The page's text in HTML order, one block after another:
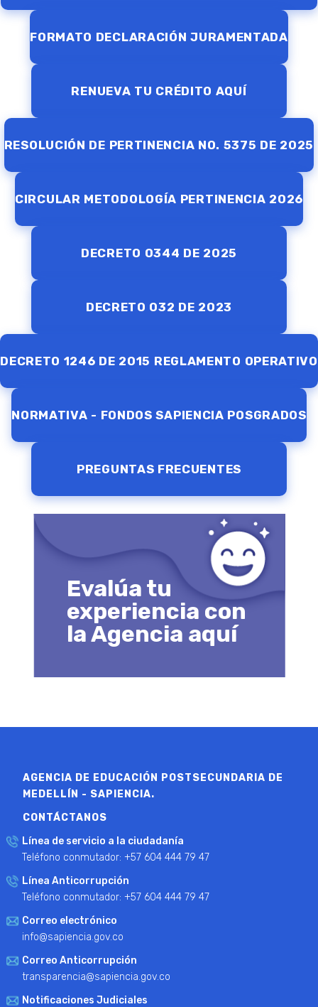
FORMATO DECLARACIÓN JURAMENTADA
RENUEVA TU CRÉDITO AQUÍ
RESOLUCIÓN DE PERTINENCIA NO. 5375 DE 2025
CIRCULAR METODOLOGÍA PERTINENCIA 2026
DECRETO 0344 DE 2025
DECRETO 032 DE 2023
DECRETO 1246 DE 2015 REGLAMENTO OPERATIVO
NORMATIVA - FONDOS SAPIENCIA POSGRADOS
PREGUNTAS FRECUENTES
Evalúa tu
experiencia con
la Agencia aquí
AGENCIA DE EDUCACIÓN POSTSECUNDARIA DE
MEDELLÍN - SAPIENCIA.
CONTÁCTANOS
Línea de servicio a la ciudadanía
Teléfono conmutador: +57 604 444 79 47
Línea Anticorrupción
Teléfono conmutador: +57 604 444 79 47
Correo electrónico
info@sapiencia.gov.co
Correo Anticorrupción
transparencia@sapiencia.gov.co
Notificaciones Judiciales